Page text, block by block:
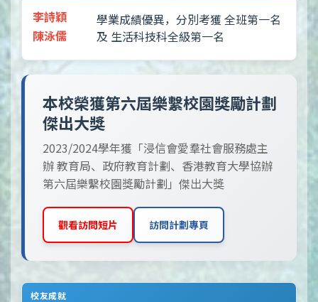
李詩穎
陳泳儒
學業成績優異，分別考獲 全班第一名
及 生活科技科全級第一名
本校榮獲第六屆樂繫校園獎勵計劃
傑出大獎
2023/2024學年獲「浸信會愛羣社會服務處主
辦 教育局、政府教育計劃、香港教育大學協辦
第六屆樂繫校園獎勵計劃」傑出大獎
觀看訪問短片 訪問計劃專頁
校友成就